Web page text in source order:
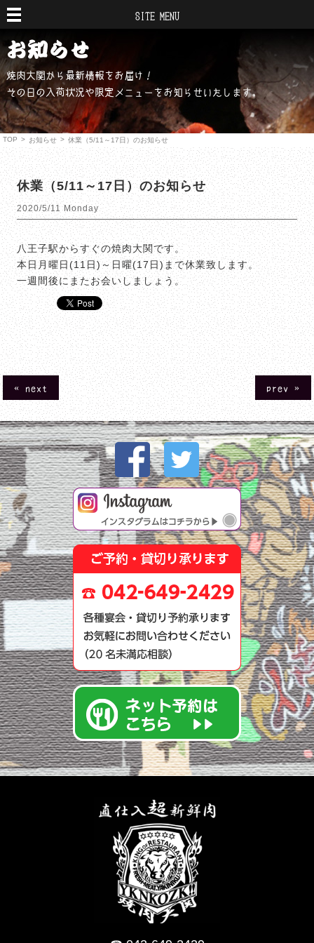
SITE MENU
焼肉大関から最新情報をお届け！
その日の入荷状況や限定メニューをお知らせいたします。
TOP > お知らせ > 休業（5/11～17日）のお知らせ
休業（5/11～17日）のお知らせ
2020/5/11 Monday
八王子駅からすぐの焼肉大関です。
本日月曜日(11日)～日曜(17日)まで休業致します。
一週間後にまたお会いしましょう。
« next prev »